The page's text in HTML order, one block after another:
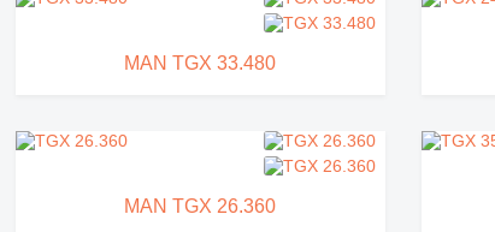
MAN TGX 33.480
MAN TGX 26.360